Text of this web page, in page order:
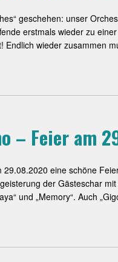
geschehen: unser
erstmals wieder zu
wieder zusammen
– Feier am
eine schöne
der Gästeschar
und „Memory“. Auch